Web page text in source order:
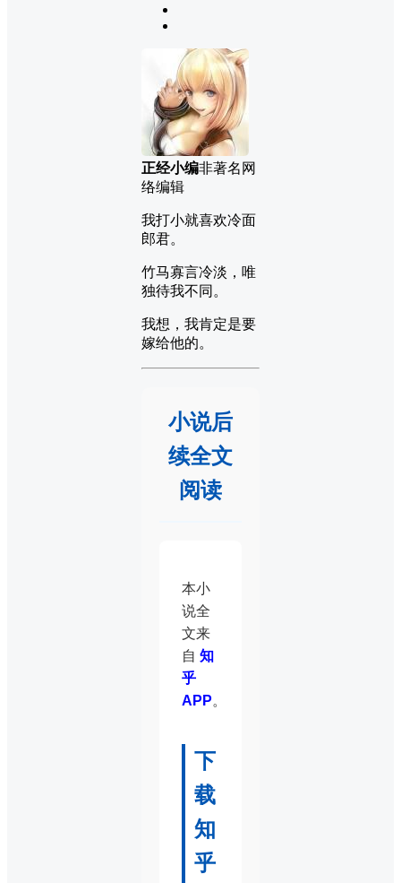
正经小编非著名网
络编辑
我打小就喜欢冷面
郎君。
竹马寡言冷淡，唯
独待我不同。
我想，我肯定是要
嫁给他的。
小说后
续全文
阅读
本小
说全
文来
自 知
乎
APP。
下
载
知
乎